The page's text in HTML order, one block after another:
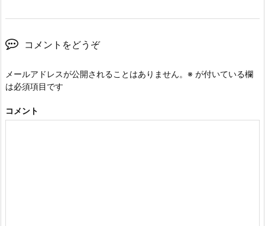
コメントをどうぞ
メールアドレスが公開されることはありません。 ※ が付いている欄
は必須項目です
コメント